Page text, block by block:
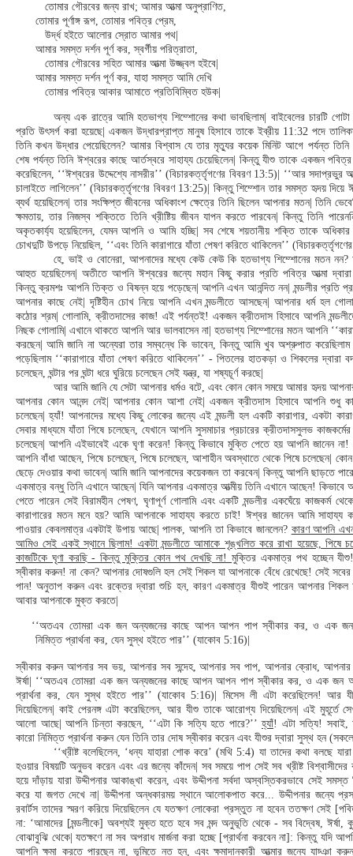
তোমার গৌরবের জন্য রাখ; আমার আত্মা অনুপ্রাণিত,
তোমার পূর্ণাঙ্গ রূপ, তোমার পবিত্র প্রেম,
উর্দ্ধ হইতে আলোর স্রোত আমার পথ|
আমার সমস্ত দর্শন পূর্ণ কর, স্বর্গীয় পরিত্রাতা,
তোমার গৌরবের সহিত আমার আত্মা উজ্জ্বল হইবে|
আমার সমস্ত দর্শন পূর্ণ কর, যাহা সমস্ত আমি দেখি
তোমার পবিত্র আকার আমাতে প্রতিবিম্বিত হউক|
অন্য এক রাত্রে আমি হতভাগ্য শিম্শোনের কথা ভাবছিলাম| বাইবেলের চারটি
প্রতি উৎসর্গ করা হয়েছে| একজন উদ্ধারপ্রাপ্ত মানুষ হিসাবে তাকে ইব্রীয় 11:32 পদে
তিনি কখন উদ্ধার পেয়েছিলেন? আমার বিশ্বাস যে তার মৃত্যুর কয়েক মিনিট আগে পর্যন্ত তিনি
শেষ পর্যন্ত তিনি ঈশ্বরের কাছে আর্তস্বরে সাহায্য চেয়েছিলেন| কিন্তু যীশু তাকে একজন
করেছিলেন, ‘‘ঈশ্বরের উদ্দেশ্যে নাসরীর’’ (বিচারকর্ত্তৃগণের বিবরণ 13:5)| ‘‘আর সদাপ্রভুর
চালাইতে লাগিলেন’’ (বিচারকর্ত্তৃগণের বিবরণ 13:25)| কিন্তু শিম্শোন তার সমস্ত হৃদয় দিয়ে
ব্যর্থ হয়েছিলেন| তার সংক্ষিপ্ত জীবনের অধিকাংশ ক্ষেত্রে তিনি ছিলেন আপনার মতন| তিনি
ক্ষমতায়, তার নিজস্ব শক্তিতে তিনি খ্রীষ্টিয় জীবন যাপন করতে পারবেন| কিন্তু তিনি
অকৃতকার্য্য হয়েছিলেন, যেমন আপনি ও আমি হচ্ছি| সব শেষে শয়তানীয় শক্তি তাকে
চোখদুটি উপড়ে নিয়েছিল, ‘‘এবং তিনি কারাগারে যাঁতা পেষণ করিতে থাকিলেন’’
হে, ভাই ও বোনেরা, আপনাদের মধ্যে কেউ কেউ কি হতভাগ্য শিম্শোনের মতন নন?
আহুত হয়েছিলেন| অতীতে আপনি ঈশ্বরের জন্যে মহান কিছু করার প্রতি পবিত্র আত্মা দ্বারা
কিন্তু ক্রমশঃ আপনি তিক্ত ও বিষন্ন হয়ে পড়েছেন| আপনি এখন আনন্দিত নন| মন্ডলীর প্রতি
আপনার কাছে নেই| দৃষ্টিহীন চোখ নিয়ে আপনি এখন মন্ডলীতে আসছেন| আপনার ধর্ম হল
কঠোর শ্রম| গোলামি, ক্রীতদাসের কাজ! এই পর্যন্তই! একজন ক্রীতদাস হিসাবে আপনি
নিছক গোলামি| এখানে থাকতে আপনি আর ভালবাসেন না| হতভাগ্য শিম্শোনের মতন আপনি
করছেন| আমি জানি না অন্যেরা তার সম্বন্ধে কি ভাবেন, কিন্তু আমি খুব অশ্রুপাত
পড়েছিলাম ‘‘কারাগারে যাঁতা পেষণ করিতে থাকিলেন’’ - পিতলের হাতকড়া ও শিকলের দ্বারা
চলেছেন, ঘন্টার পর ঘন্টা ধরে ঘুরিয়ে চলেছেন সেই যন্ত্র, যা শষ্যচূর্ণ করছে|
আর আমি জানি যে সেটা আপনার ধর্মও বটে, এবং কোন কোন সময়ে আমার হৃদয়
আপনার কোন আনন্দ নেই| আপনার কোন আশা নেই| একজন ক্রীতদাস হিসাবে আপনি শুধু
চলেছেন| হ্যাঁ! আপনাদের মধ্যে কিছু লোকের জন্যে এই মন্ডলী হল একটি কারাগার, একটা
সেবার মাধ্যমে যাঁতা পিষে চলেছেন, যেখানে আপনি সুসমাচার প্রচারের ক্রীতদাসসুলভ কাজকর্মের
চলেছেন| আপনি এইভাবেই একে ঘৃণা করেন! কিন্তু কিভাবে মুক্তি পেতে হয় আপনি জানেন না!
আপনি বাঁধা আছেন, পিষে চলেছেন, পিষে চলেছেন, আশাহীন অবস্থাতে থেকে পিষে চলেছেন|
ছেড়ে দেওয়ার কথা ভাবেন| আমি জানি আপনাদের কয়েকজন তা করবেন| কিন্তু আপনি ছাড়তে
একমাত্র বন্ধু তিনি এখানে আছেন| যিনি আপনার একমাত্র আত্মীয় তিনি এখানে আছেন!
পেতে পারেন সেই বিরামহীন পেষণ, ঘৃণাপূর্ণ গোলামি এবং একটি মন্ডলীর একঘেঁয়ে কাজকর্ম
কারাগারের মতন মনে হয়? আমি আপনাকে সাহায্য করতে চাই! ঈশ্বর জানেন আমি সাহায্য
পাওয়ার কেবলমাত্র একটাই উপায় আছে| পালক, আপনি তা কিভাবে জানলেন? কারণ আপনি
আমিও সেই একই স্থানে ছিলাম! একটা মন্ডলীতে আমাকে শৃঙ্খলিত করে রাখা হয়েছে, পিষে
কাজটিকে ঘৃণা করছি - কিন্তু মুক্তির কোন পথ দেখছি না!মুক্তির একমাত্র পথ হচ্ছেন
স্বীকার করুন! না কেন? আপনার দোষগুলি হল সেই শিকল যা আপনাকে বেঁধে রেখেছে! সেই সবের
পান! অনুতাপ করুন এবং রক্তের দ্বারা শুচি হন, কারণ একমাত্র যীশুই পারেন আপনার
আবার আপনাকে মুক্ত করতে|
‘‘অতএব তোমরা এক জন অন্যজনের কাছে আপন আপন পাপ স্বীকার কর, ও এক
নিমিত্ত প্রার্থনা কর, যেন সুস্থ হইতে পার’’ (যাকোব 5:16)|
স্বীকার করুন আপনার সব ভয়, আপনার সব সন্দেহ, আপনার সব পাপ, আপনার ক্রোধ,
ঈর্ষা| ‘‘অতএব তোমরা এক জন অন্যজনের কাছে আপন আপন পাপ স্বীকার কর, ও এক জন
প্রার্থনা কর, যেন সুস্থ হইতে পার’’ (যাকোব 5:16)| মিসেস লী এটা করেছিলেন! আর
দিয়েছিলেন| কাই পেরনঙ্গ এটা করেছিলেন, আর যীশু তাকে আরোগ্য দিয়েছিলেন| এই মুহূর্তে
আলো আছে| আপনি চিন্তা করছেন, ‘‘এটা কি সত্যি হতে পারে?’’হ্যাঁ! এটা সত্যি!
কারো নিমিত্ত প্রার্থনা করুন যেন তিনি তার দোষ স্বীকার করেন এবং যীশুর দ্বারা সুস্থ হন
‘‘খ্রীষ্ট বলেছিলেন, ‘ধন্য যাহারা শোক করে’ (মথি 5:4) যা তাদের কথা বলছে যারা
হওয়ার বিষয়টি অনুভব করেন এবং এর জন্যে কাঁদেন| সব সময়ে পাপ সেই সব খ্রীষ্ট বিশ্বাসীদের
হয়ে দাঁড়ায় যারা উদ্দীপনার আকাঙ্খা করেন, এবং উদ্দীপনা সর্বদা অস্বস্তিকরভাবে সেই সমস্ত
করে যা জগত দেখে না| উদ্দীপনা অন্ধকারময় স্থানে আলোকপাত করে... উদ্দীপনার জন্যে
রবার্টস তাদের স্মরণ করিয়ে দিয়েছিলেন যে যতক্ষণ লোকেরা প্রস্তুত না হবেন ততক্ষণ সেই
না: ‘আমাদের [মন্ডলীকে] অবশ্যই মুক্ত হতে হবে সব মন্দ অনুভূতি থেকে - সব বিদ্বেষ, ঈর্ষা,
বোঝাবুঝি থেকে| যতক্ষণে না সব অপরাধ মার্জনা করা হচ্ছে [প্রার্থনা করবেন না]: কিন্তু যদি
আপনি ক্ষমা করতে পারছেন না, ভূমিতে নত হন, এবং ক্ষমাদানকারী আত্মার জন্যে যাচ্ঞা